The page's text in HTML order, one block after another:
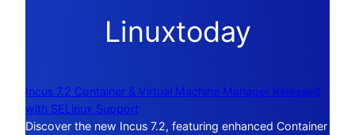
Linuxtoday
Incus 7.2 Container & Virtual Machine Manager Released
with SELinux Support
Discover the new Incus 7.2, featuring enhanced Container